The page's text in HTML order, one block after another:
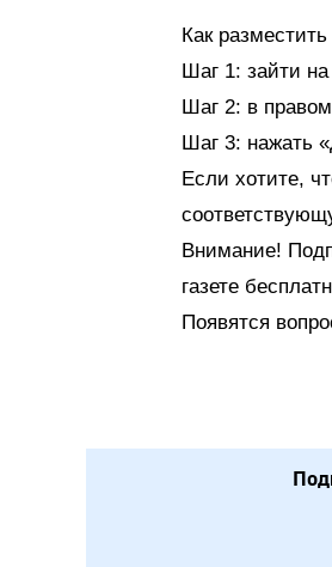
Как
Шаг 1: зайти
Шаг 2: в
Шаг 3: нажать
Если хотите,
Внимание!
газете
Появятся